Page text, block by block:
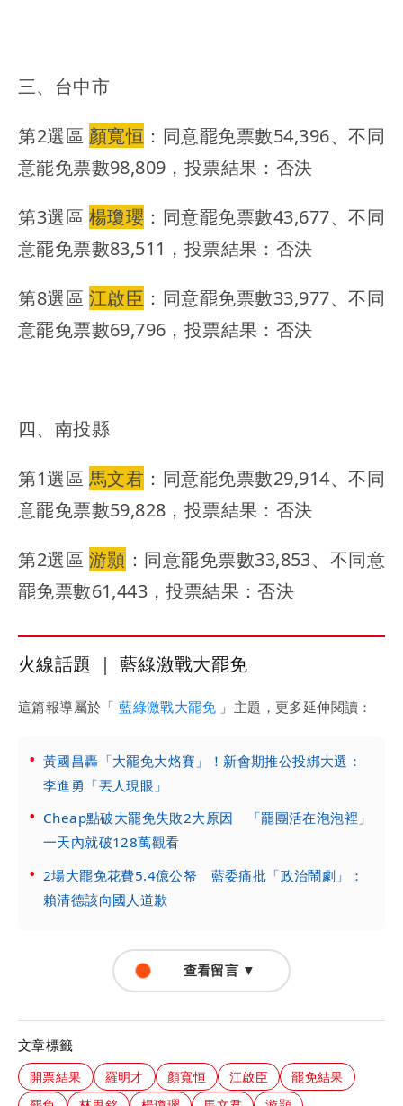
三、台中市
第2選區 顏寬恒 ：同意罷免票數54,396、不同
意罷免票數98,809，投票結果：否決
第3選區 楊瓊瓔 ：同意罷免票數43,677、不同
意罷免票數83,511，投票結果：否決
第8選區 江啟臣 ：同意罷免票數33,977、不同
意罷免票數69,796，投票結果：否決
四、南投縣
第1選區 馬文君 ：同意罷免票數29,914、不同
意罷免票數59,828，投票結果：否決
第2選區 游顥 ：同意罷免票數33,853、不同意
罷免票數61,443，投票結果：否決
火線話題 ｜ 藍綠激戰大罷免
這篇報導屬於「藍綠激戰大罷免 」主題，更多延伸閱讀：
黃國昌轟「大罷免大烙賽」！新會期推公投綁大選：
李進勇「丟人現眼」
Cheap點破大罷免失敗2大原因 「罷團活在泡泡裡」
一天內就破128萬觀看
2場大罷免花費5.4億公帑 藍委痛批「政治鬧劇」：
賴清德該向國人道歉
查看留言 ▼
文章標籤
開票結果 羅明才 顏寬恒 江啟臣
罷免結果